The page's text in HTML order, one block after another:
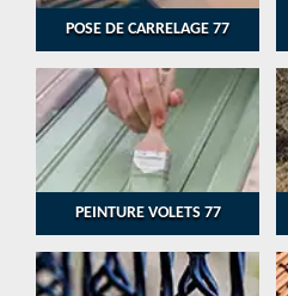
POSE DE CARRELAGE 77
PEINTURE VOLETS 77